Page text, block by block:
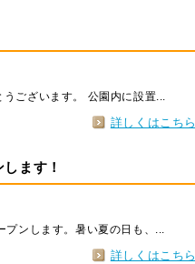
ございます。 公園内に設置...
詳しくはこちら
ます！
プンします。暑い夏の日も、...
詳しくはこちら